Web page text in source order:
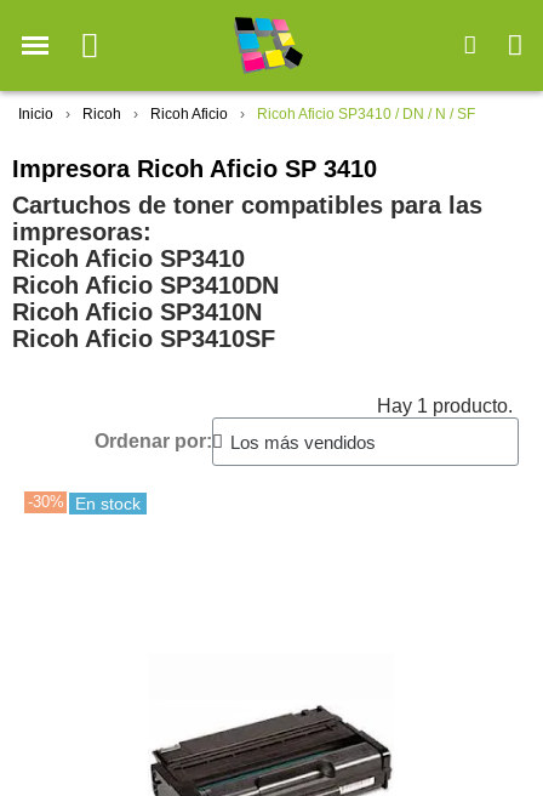
Inicio Ricoh Ricoh Aficio Ricoh Aficio SP3410 / DN / N / SF
Impresora Ricoh Aficio SP 3410
Cartuchos de toner compatibles para las
impresoras:
Ricoh Aficio SP3410
Ricoh Aficio SP3410DN
Ricoh Aficio SP3410N
Ricoh Aficio SP3410SF
Hay 1 producto.
Ordenar por:
-30% En stock